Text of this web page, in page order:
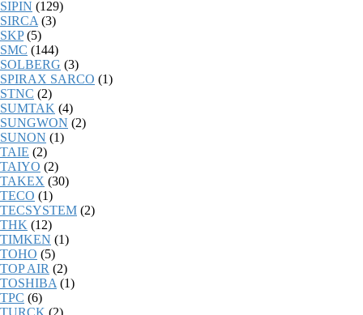
SIPIN (129)
SIRCA (3)
SKP (5)
SMC (144)
SOLBERG (3)
SPIRAX SARCO (1)
STNC (2)
SUMTAK (4)
SUNGWON (2)
SUNON (1)
TAIE (2)
TAIYO (2)
TAKEX (30)
TECO (1)
TECSYSTEM (2)
THK (12)
TIMKEN (1)
TOHO (5)
TOP AIR (2)
TOSHIBA (1)
TPC (6)
TURCK (2)